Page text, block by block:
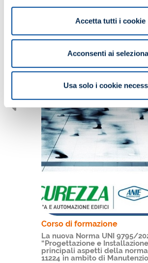
Accetta tutti i cookie
Acconsenti ai
Usa solo i cookie
Corso di formazione
La nuova Norma UNI 9795/
“Progettazione e Installazione
principali aspetti della norma
11224 in ambito di